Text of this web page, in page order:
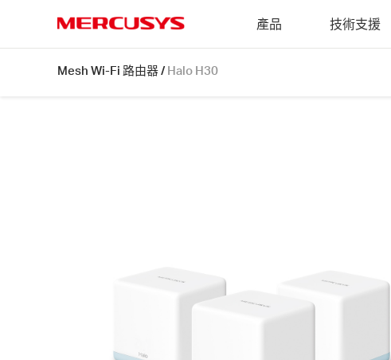
產品 技術支援
Mesh Wi-Fi 路由器/ Halo H30